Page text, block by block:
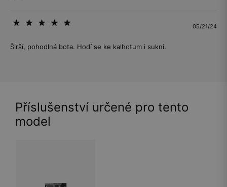
05/21/24
Širší, pohodlná bota. Hodí se ke kalhotum i sukni.
Příslušenství určené pro tento
model